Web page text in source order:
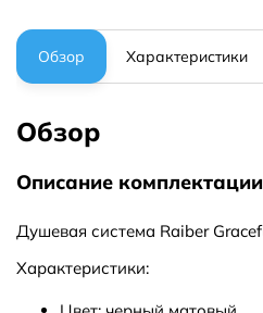
Обзор Характеристики
Обзор
Описание
Душевая система Raiber
Характеристики: